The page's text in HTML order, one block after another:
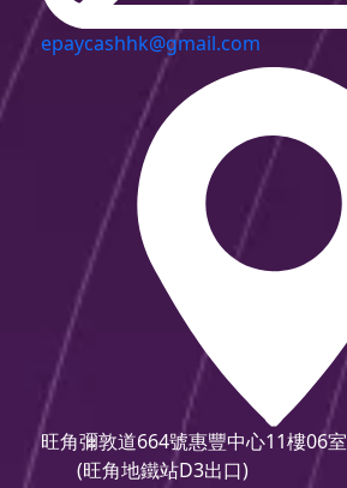
epaycashhk@gmail.com
旺角彌敦道664號惠豐中心11樓06室
(旺角地鐵站D3出口)